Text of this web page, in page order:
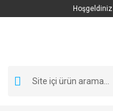
Hoşgeldiniz